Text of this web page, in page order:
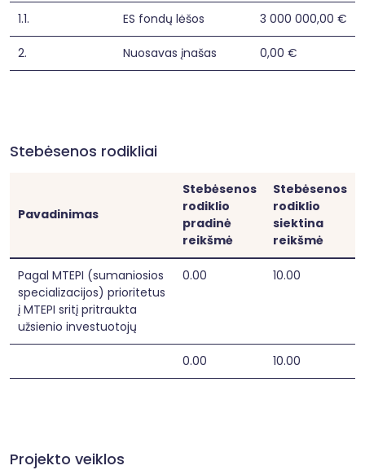
1.1. ES fondų lėšos 3 000 000,00 €
2. Nuosavas įnašas 0,00 €
Stebėsenos rodikliai
Pavadinimas
Stebėsenos
rodiklio
pradinė
reikšmė
Stebėsenos
rodiklio
siektina
reikšmė
Pagal MTEPI (sumaniosios
specializacijos) prioritetus
į MTEPI sritį pritraukta
užsienio investuotojų
0.00 10.00
0.00 10.00
Projekto veiklos